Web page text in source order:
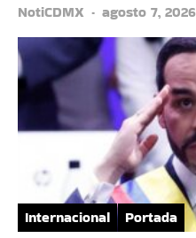
NotiCDMX
agosto 7, 2026
Internacional Portada